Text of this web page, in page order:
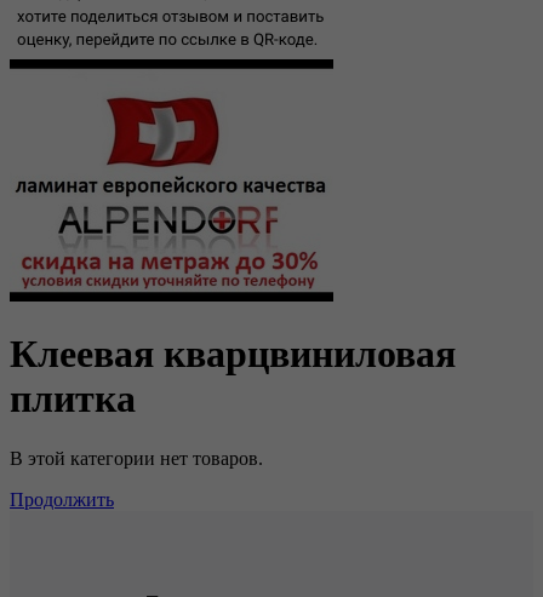
Клеевая кварцвиниловая
плитка
В этой категории нет товаров.
Продолжить